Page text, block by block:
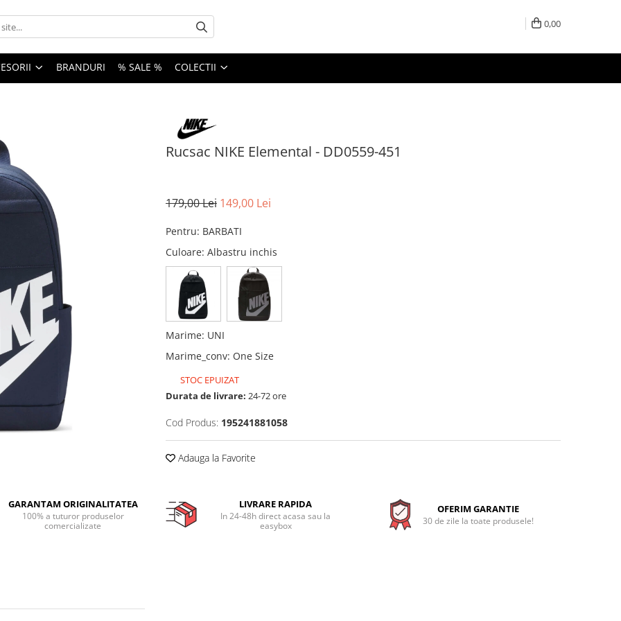
0,00
BRANDURI % SALE % COLECTII
Rucsac NIKE Elemental - DD0559-451
179,00 Lei 149,00 Lei
Pentru: BARBATI
Culoare: Albastru inchis
Marime: UNI
Marime_conv: One Size
STOC EPUIZAT
Durata de livrare: 24-72 ore
Cod Produs: 195241881058
Adauga la Favorite
GARANTAM ORIGINALITATEA
100% a tuturor produselor
comercializate
LIVRARE RAPIDA
In 24-48h direct acasa sau la
easybox
OFERIM GARANTIE
30 de zile la toate produsele!